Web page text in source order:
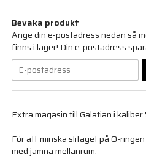
Bevaka produkt
Ange din e-postadress nedan så
finns i lager! Din e-postadress
Extra magasin till Galatian i kaliber
För att minska slitaget på O-
med jämna mellanrum.